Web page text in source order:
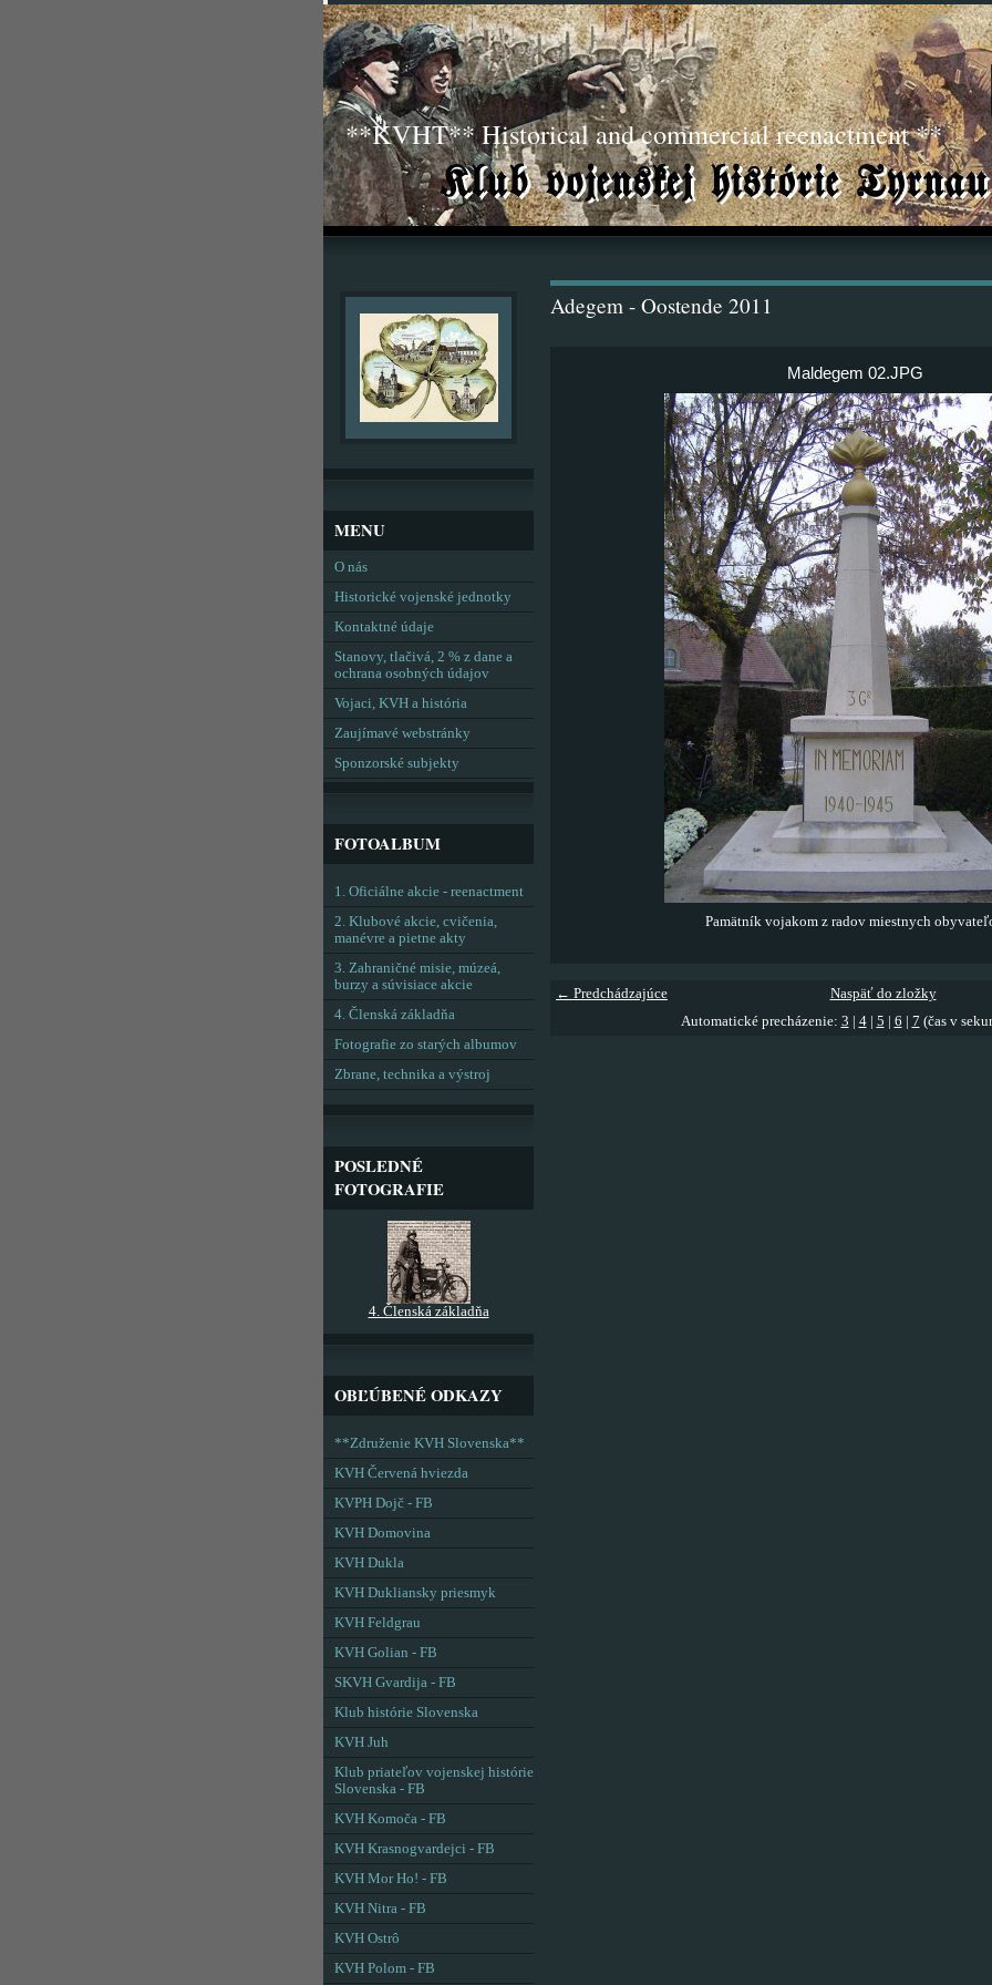
**KVHT** Historical and commercial reenactment **
Adegem - Oostende 2011
Maldegem 02.JPG
Pamätník vojakom z radov miestnych
← Predchádzajúce
Naspäť do zložky
Automatické precházenie: 3 4| 5 6 7 (čas v
MENU
O nás
Historické vojenské jednotky
Kontaktné údaje
Stanovy, tlačivá, 2 % z dane a
ochrana osobných údajov
Vojaci, KVH a história
Zaujímavé webstránky
Sponzorské subjekty
FOTOALBUM
1. Oficiálne akcie - reenactment
2. Klubové akcie, cvičenia,
manévre a pietne akty
3. Zahraničné misie, múzeá,
burzy a súvisiace akcie
4. Členská základňa
Fotografie zo starých albumov
Zbrane, technika a výstroj
POSLEDNÉ
FOTOGRAFIE
4. Členská základňa
OBĽÚBENÉ ODKAZY
**Združenie KVH Slovenska**
KVH Červená hviezda
KVPH Dojč - FB
KVH Domovina
KVH Dukla
KVH Dukliansky priesmyk
KVH Feldgrau
KVH Golian - FB
SKVH Gvardija - FB
Klub histórie Slovenska
KVH Juh
Klub priateľov vojenskej histórie
Slovenska - FB
KVH Komoča - FB
KVH Krasnogvardejci - FB
KVH Mor Ho! - FB
KVH Nitra - FB
KVH Ostrô
KVH Polom - FB